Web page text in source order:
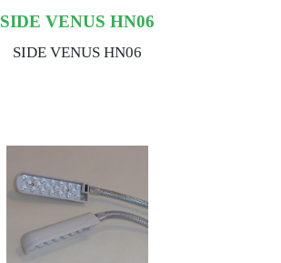
SIDE VENUS HN06
SIDE VENUS HN06